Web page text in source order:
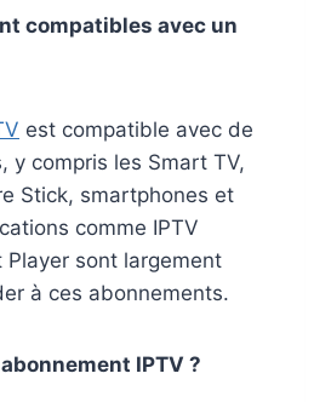
compatibles avec un
est compatible avec de
y compris les Smart TV,
Stick, smartphones et
comme IPTV
sont largement
à ces abonnements.
IPTV ?